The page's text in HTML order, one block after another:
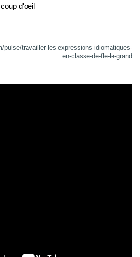
d'oeil
pulse/travailler-les-expressions-idiomatiques-
en-classe-de-fle-le-grand